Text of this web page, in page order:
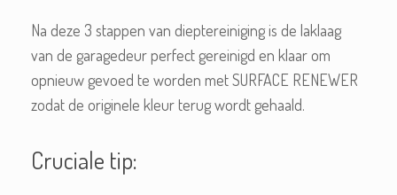
Na deze 3 stappen van dieptereiniging is de laklaag
van de garagedeur perfect gereinigd en klaar om
opnieuw gevoed te worden met SURFACE RENEWER
zodat de originele kleur terug wordt gehaald.
Cruciale tip: